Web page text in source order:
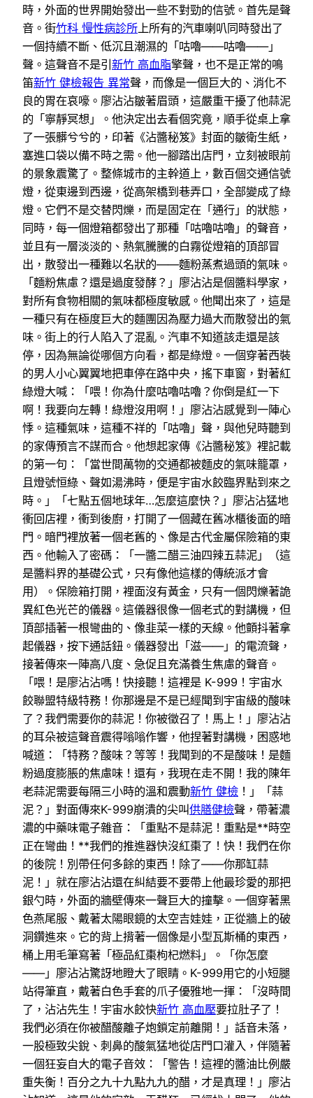
時，外面的世界開始發出一些不對勁的信號。首先是聲
音。街竹科 慢性病診所上所有的汽車喇叭同時發出了
一個持續不斷、低沉且潮濕的「咕嚕——咕嚕——」
聲。這聲音不是引 新竹 高血脂擎聲，也不是正常的鳴
笛新竹 健檢報告 異常聲，而像是一個巨大的、消化不
良的胃在哀嚎。廖沾沾皺著眉頭，這嚴重干擾了他蒜泥
的「寧靜冥想」。他決定出去看個究竟，順手從桌上拿
了一張髒兮兮的，印著《沾醬秘笈》封面的皺衛生紙，
塞進口袋以備不時之需。他一腳踏出店門，立刻被眼前
的景象震驚了。整條城市的主幹道上，數百個交通信號
燈，從東邊到西邊，從高架橋到巷弄口，全部變成了綠
燈。它們不是交替閃爍，而是固定在「通行」的狀態，
同時，每一個燈箱都發出了那種「咕嚕咕嚕」的聲音，
並且有一層淡淡的、熱氣騰騰的白霧從燈箱的頂部冒
出，散發出一種難以名狀的——麵粉蒸煮過頭的氣味。
「麵粉焦慮？還是過度發酵？」廖沾沾是個醬料學家，
對所有食物相關的氣味都極度敏感。他聞出來了，這是
一種只有在極度巨大的麵團因為壓力過大而散發出的氣
味。街上的行人陷入了混亂。汽車不知道該走還是該
停，因為無論從哪個方向看，都是綠燈。一個穿著西裝
的男人小心翼翼地把車停在路中央，搖下車窗，對著紅
綠燈大喊：「喂！你為什麼咕嚕咕嚕？你倒是紅一下
啊！我要向左轉！綠燈沒用啊！」廖沾沾感覺到一陣心
悸。這種氣味，這種不祥的「咕嚕」聲，與他兒時聽到
的家傳預言不謀而合。他想起家傳《沾醬秘笈》裡記載
的第一句：「當世間萬物的交通都被麵皮的氣味籠罩，
且燈號恒綠、聲如湯沸時，便是宇宙水餃臨界點到來之
時。」「七點五個地球年…怎麼這麼快？」廖沾沾猛地
衝回店裡，衝到後廚，打開了一個藏在舊冰櫃後面的暗
門。暗門裡放著一個老舊的、像是古代金屬保險箱的東
西。他輸入了密碼：「一醬二醋三油四辣五蒜泥」（這
是醬料界的基礎公式，只有像他這樣的傳統派才會
用）。保險箱打開，裡面沒有黃金，只有一個閃爍著詭
異紅色光芒的儀器。這儀器很像一個老式的對講機，但
頂部插著一根彎曲的、像韭菜一樣的天線。他顫抖著拿
起儀器，按下通話鈕。儀器發出「滋——」的電流聲，
接著傳來一陣高八度、急促且充滿養生焦慮的聲音。
「喂！是廖沾沾嗎！快接聽！這裡是 K-999！宇宙水
餃聯盟特級特務！你那邊是不是已經聞到宇宙級的酸味
了？我們需要你的蒜泥！你被徵召了！馬上！」廖沾沾
的耳朵被這聲音震得嗡嗡作響，他捏著對講機，困惑地
喊道：「特務？酸味？等等！我聞到的不是酸味！是麵
粉過度膨脹的焦慮味！還有，我現在走不開！我的陳年
老蒜泥需要每隔三小時的溫和震動新竹 健檢 ！」「蒜
泥？」對面傳來K-999崩潰的尖叫供膳健檢聲，帶著濃
濃的中藥味電子雜音：「重點不是蒜泥！重點是**時空
正在彎曲！**我們的推進器快沒紅棗了！快！我們在你
的後院！別帶任何多餘的東西！除了——你那缸蒜
泥！」就在廖沾沾還在糾結要不要帶上他最珍愛的那把
銀勺時，外面的牆壁傳來一聲巨大的撞擊。一個穿著黑
色燕尾服、戴著太陽眼鏡的太空吉娃娃，正從牆上的破
洞鑽進來。它的背上揹著一個像是小型瓦斯桶的東西，
桶上用毛筆寫著「極品紅棗枸杞燃料」。「你怎麼
——」廖沾沾驚訝地瞪大了眼睛。K-999用它的小短腿
站得筆直，戴著白色手套的爪子優雅地一揮：「沒時間
了，沾沾先生！宇宙水餃快新竹 高血壓要拉肚子了！
我們必須在你被醋酸離子炮鎖定前離開！」話音未落，
一股極致尖銳、刺鼻的酸氣猛地從店門口灌入，伴隨著
一個狂妄自大的電子音效：「警告！這裡的醬油比例嚴
重失衡！百分之九十九點九九的醋，才是真理！」廖沾